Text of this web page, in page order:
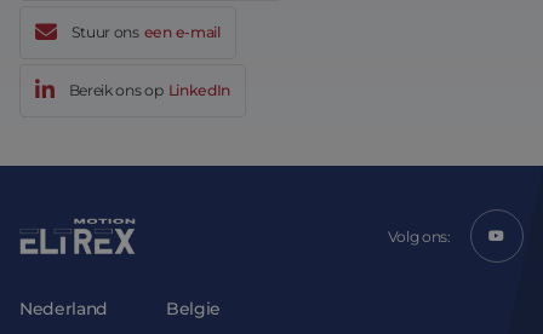
Stuur ons een e-mail
Bereik ons op LinkedIn
Volg ons:
Nederland Belgie